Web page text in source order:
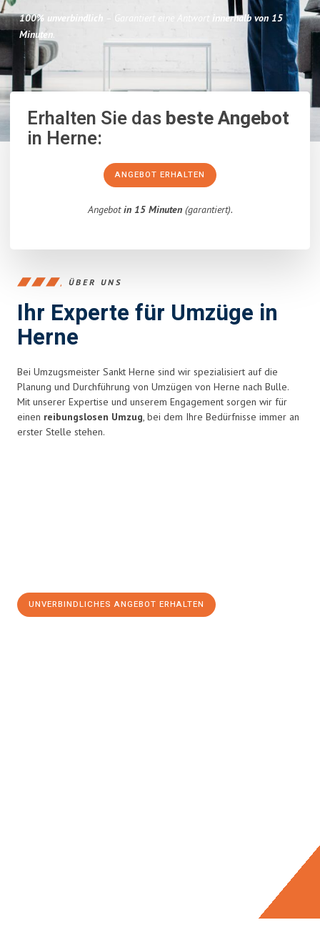
100% unverbindlich – Garantiert eine Antwort
innerhalb von 15
Minuten.
Erhalten Sie dasbeste Angebot
in Herne:
ANGEBOT ERHALTEN
Angebotin 15 Minuten(garantiert).
ÜBER UNS
Ihr Experte für Umzüge in
Herne
Bei Umzugsmeister Sankt Herne sind wir spezialisiert auf die
Planung und Durchführung von Umzügen von Herne nach Bulle.
Mit unserer Expertise und unserem Engagement sorgen wir für
einen reibungslosen Umzug, bei dem Ihre Bedürfnisse immer an
erster Stelle stehen.
UNVERBINDLICHES ANGEBOT ERHALTEN